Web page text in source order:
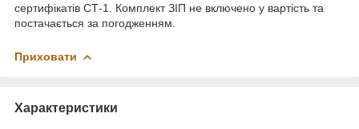
сертифікатів СТ-1. Комплект ЗІП не включено у вартість та
постачається за погодженням.
Приховати
Характеристики